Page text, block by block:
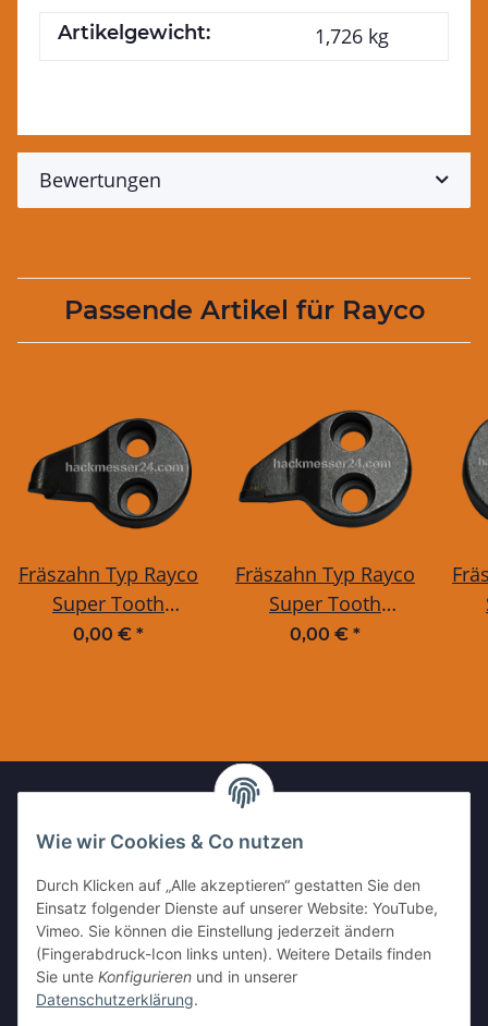
Artikelgewicht: 1,726 kg
Bewertungen
Passende Artikel für Rayco
Fräszahn Typ Rayco
Super Tooth
GEBOGEN mit
0,00 € *
Fräszahn Typ Rayco
Super Tooth
GERADE mit
0,00 € *
IHR KONTAKT ZU UNS
Kleinewefersstr. 1
47803 Krefeld
Tel:+49 (0)2151 5372253
Mobil:+49 (0)157 30656681
Wie wir Cookies & Co nutzen
Durch Klicken auf „Alle akzeptieren“ gestatten Sie den
Einsatz folgender Dienste auf unserer Website: YouTube,
Vimeo. Sie können die Einstellung jederzeit ändern
(Fingerabdruck-Icon links unten). Weitere Details finden
Sie unte Konfigurieren und in unserer
Datenschutzerklärung.